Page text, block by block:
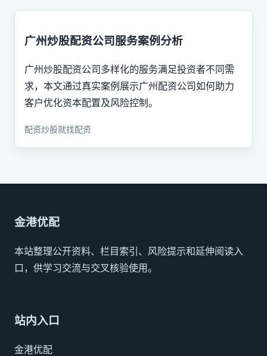
广州炒股配资公司服务案例分析
广州炒股配资公司多样化的服务满足投资者不同需
求，本文通过真实案例展示广州配资公司如何助力
客户优化资本配置及风险控制。
配资炒股就找配资
金港优配
本站整理公开资料、栏目索引、风险提示和延伸阅读入
口，供学习交流与交叉核验使用。
站内入口
金港优配